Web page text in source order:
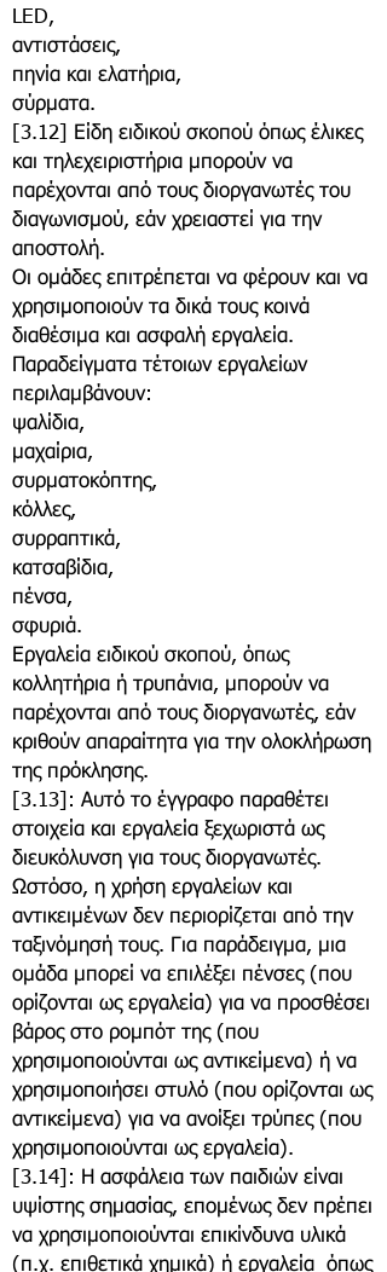
LED,
αντιστάσεις,
πηνία και ελατήρια,
σύρματα.
[3.12] Είδη ειδικού σκοπού όπως έλικες
και τηλεχειριστήρια μπορούν να
παρέχονται από τους διοργανωτές του
διαγωνισμού, εάν χρειαστεί για την
αποστολή.
Οι ομάδες επιτρέπεται να φέρουν και να
χρησιμοποιούν τα δικά τους κοινά
διαθέσιμα και ασφαλή εργαλεία.
Παραδείγματα τέτοιων εργαλείων
περιλαμβάνουν:
ψαλίδια,
μαχαίρια,
συρματοκόπτης,
κόλλες,
συρραπτικά,
κατσαβίδια,
πένσα,
σφυριά.
Εργαλεία ειδικού σκοπού, όπως
κολλητήρια ή τρυπάνια, μπορούν να
παρέχονται από τους διοργανωτές, εάν
κριθούν απαραίτητα για την ολοκλήρωση
της πρόκλησης.
[3.13]: Αυτό το έγγραφο παραθέτει
στοιχεία και εργαλεία ξεχωριστά ως
διευκόλυνση για τους διοργανωτές.
Ωστόσο, η χρήση εργαλείων και
αντικειμένων δεν περιορίζεται από την
ταξινόμησή τους. Για παράδειγμα, μια
ομάδα μπορεί να επιλέξει πένσες (που
ορίζονται ως εργαλεία) για να προσθέσει
βάρος στο ρομπότ της (που
χρησιμοποιούνται ως αντικείμενα) ή να
χρησιμοποιήσει στυλό (που ορίζονται ως
αντικείμενα) για να ανοίξει τρύπες (που
χρησιμοποιούνται ως εργαλεία).
[3.14]: Η ασφάλεια των παιδιών είναι
υψίστης σημασίας, επομένως δεν πρέπει
να χρησιμοποιούνται επικίνδυνα υλικά
(π.χ. επιθετικά χημικά) ή εργαλεία όπως